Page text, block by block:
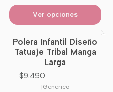
Ver opciones
Polera Infantil Diseño
Tatuaje Tribal Manga
Larga
$9.490
|Generico